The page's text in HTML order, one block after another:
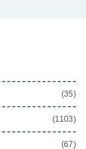
(35)
(1103)
(67)